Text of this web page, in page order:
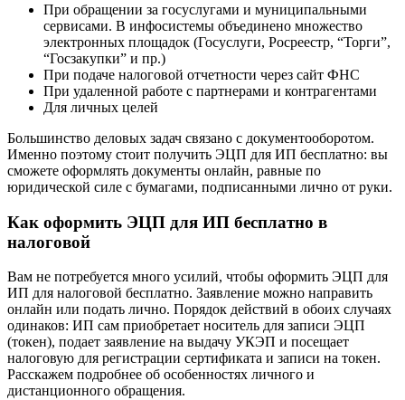
При обращении за госуслугами и муниципальными
сервисами. В инфосистемы объединено множество
электронных площадок (Госуслуги, Росреестр, “Торги”,
“Госзакупки” и пр.)
При подаче налоговой отчетности через сайт ФНС
При удаленной работе с партнерами и контрагентами
Для личных целей
Большинство деловых задач связано с документооборотом.
Именно поэтому стоит получить ЭЦП для ИП бесплатно: вы
сможете оформлять документы онлайн, равные по
юридической силе с бумагами, подписанными лично от руки.
Как оформить ЭЦП для ИП бесплатно в
налоговой
Вам не потребуется много усилий, чтобы оформить ЭЦП для
ИП для налоговой бесплатно. Заявление можно направить
онлайн или подать лично. Порядок действий в обоих случаях
одинаков: ИП сам приобретает носитель для записи ЭЦП
(токен), подает заявление на выдачу УКЭП и посещает
налоговую для регистрации сертификата и записи на токен.
Расскажем подробнее об особенностях личного и
дистанционного обращения.